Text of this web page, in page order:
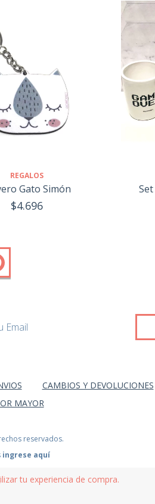
tu experiencia de compra.
REGALOS
Gato Simón
$4.696
CAMBIOS Y DEVOLUCIONES
MAYOR
reservados.
ingrese aquí